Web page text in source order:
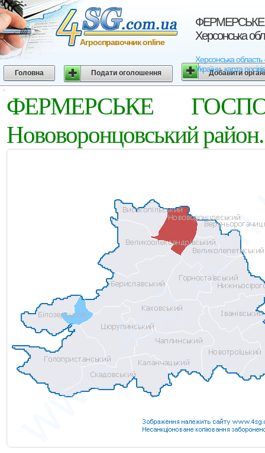
ФЕРМЕРСЬКЕ
Херсонська
Херсонська
України, карта
Агросправочник online
Головна Подати оголошення Добавити
ФЕРМЕРСЬКЕ
Нововоронцовський